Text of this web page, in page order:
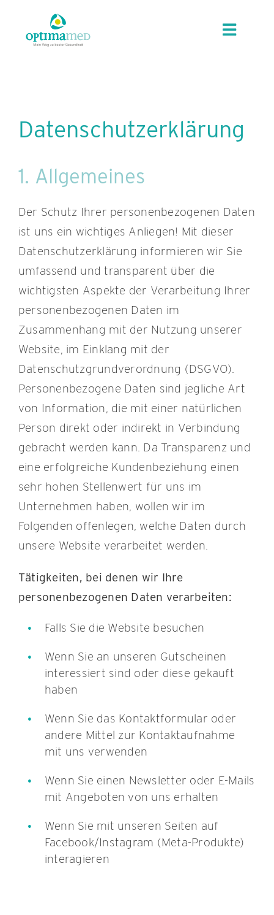
content
Toggle
KONTAKT
Datenschutzerklärung
1. Allgemeines
Der Schutz Ihrer personenbezogenen Daten
ist uns ein wichtiges Anliegen! Mit dieser
Datenschutzerklärung informieren wir Sie
umfassend und transparent über die
wichtigsten Aspekte der Verarbeitung Ihrer
personenbezogenen Daten im
Zusammenhang mit der Nutzung unserer
Website, im Einklang mit der
Datenschutzgrundverordnung (DSGVO).
Personenbezogene Daten sind jegliche Art
von Information, die mit einer natürlichen
Person direkt oder indirekt in Verbindung
gebracht werden kann. Da Transparenz und
eine erfolgreiche Kundenbeziehung einen
sehr hohen Stellenwert für uns im
Unternehmen haben, wollen wir im
Folgenden offenlegen, welche Daten durch
unsere Website verarbeitet werden.
Tätigkeiten, bei denen wir Ihre
personenbezogenen Daten verarbeiten:
Falls Sie die Website besuchen
Wenn Sie an unseren Gutscheinen
interessiert sind oder diese gekauft
haben
Wenn Sie das Kontaktformular oder
andere Mittel zur Kontaktaufnahme
mit uns verwenden
Wenn Sie einen Newsletter oder E-Mails
mit Angeboten von uns erhalten
Wenn Sie mit unseren Seiten auf
Facebook/Instagram (Meta-Produkte)
interagieren